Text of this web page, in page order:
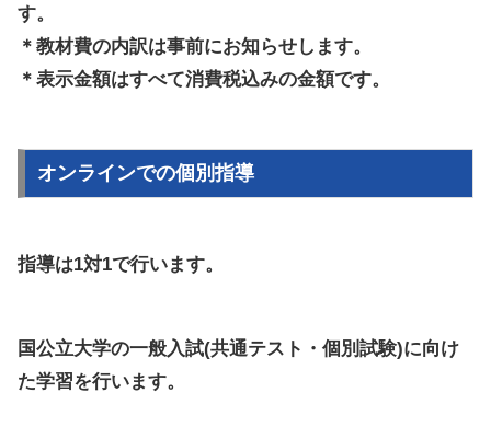
す。
＊教材費の内訳は事前にお知らせします。
＊表示金額はすべて消費税込みの金額です。
オンラインでの個別指導
指導は1対1で行います。
国公立大学の一般入試(共通テスト・個別試験)に向け
た学習を行います。